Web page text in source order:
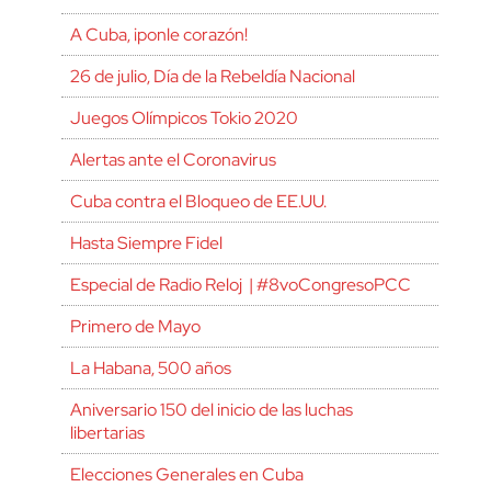
A Cuba, ¡ponle corazón!
26 de julio, Día de la Rebeldía Nacional
Juegos Olímpicos Tokio 2020
Alertas ante el Coronavirus
Cuba contra el Bloqueo de EE.UU.
Hasta Siempre Fidel
Especial de Radio Reloj | #8voCongresoPCC
Primero de Mayo
La Habana, 500 años
Aniversario 150 del inicio de las luchas
libertarias
Elecciones Generales en Cuba